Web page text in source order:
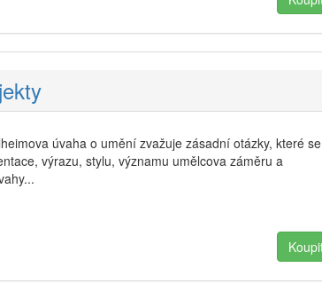
úvaha o umění zvažuje zásadní otázky, které se
výrazu, stylu, významu umělcova záměru a